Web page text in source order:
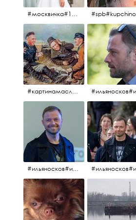
#москвичка#1990#вднх2016#июль2016#
#картинамаслом #картина #охотники#хорошеенастроение #aplgallery
#ильяносков#ильяносков_главныйгерой #санктпетербург #ленфильм# @ilya_noskov_official #контрибуция#очеммолчатфранцузы#эдуардпичугин